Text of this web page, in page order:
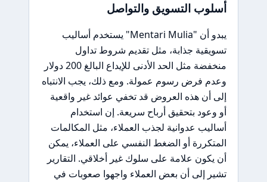
أسلوب التسويق والتواصل
يبدو أن "Mentari Mulia" يستخدم أساليب
تسويقية جذابة، مثل تقديم شروط تداول
منخفضة مثل الحد الأدنى للإيداع البالغ 200 دولار
وعدم فرض رسوم عمولة. ومع ذلك، يجب الانتباه
إلى أن هذه العروض قد تخفي عوائد غير واقعية
أو وعود بتحقيق أرباح سريعة. إن استخدام
أساليب عدوانية لجذب العملاء، مثل المكالمات
المتكررة أو الضغط النفسي على العملاء، يمكن
أن يكون علامة على سلوك غير أخلاقي. التقارير
تشير إلى أن بعض العملاء واجهوا صعوبات في